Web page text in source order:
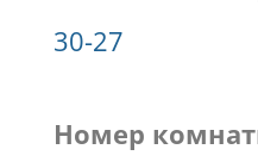
30-27
Номер